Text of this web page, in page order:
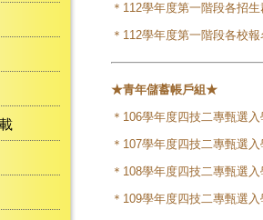
＊112學年度第一階段各招
＊112學年度第一階段各校
★青年儲蓄帳戶組★
＊106學年度四技二專甄選
＊107學年度四技二專甄選
＊108學年度四技二專甄選
＊109學年度四技二專甄選